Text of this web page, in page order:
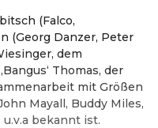
(Falco,
(Georg Danzer, Peter
dem
Thomas, der
mit Größen
Mayall, Buddy Miles,
bekannt ist.